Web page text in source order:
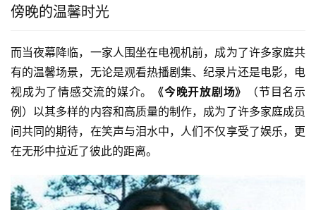
傍晚的温馨时光
而当夜幕降临，一家人围坐在电视机前，成为了许多家庭共
有的温馨场景，无论是观看热播剧集、纪录片还是电影，电
视成为了情感交流的媒介。
《今晚开放剧场》
（节目名示
例）以其多样的内容和高质量的制作，成为了许多家庭成员
间共同的期待，在笑声与泪水中，人们不仅享受了娱乐，更
在无形中拉近了彼此的距离。